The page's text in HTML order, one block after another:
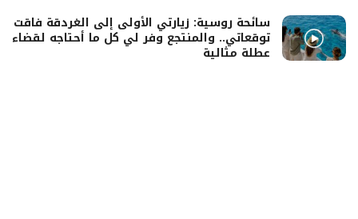
سائحة روسية: زيارتي الأولى إلى الغردقة فاقت
توقعاتي.. والمنتجع وفر لي كل ما أحتاجه لقضاء
عطلة مثالية